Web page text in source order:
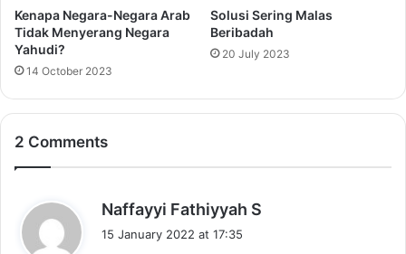
Kenapa Negara-Negara Arab
Tidak Menyerang Negara
Yahudi?
14 October 2023
Solusi Sering Malas
Beribadah
20 July 2023
2 Comments
Naffayyi Fathiyyah S
15 January 2022 at 17:35